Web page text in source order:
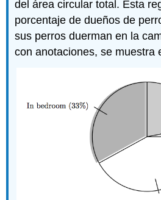
del área circular total. Esta
porcentaje de dueños de
sus perros duerman en la
con anotaciones, se muestra